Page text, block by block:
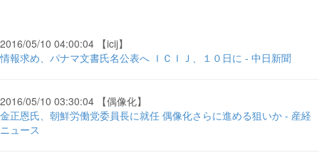
2016/05/10 04:00:04 【icij】
情報求め、パナマ文書氏名公表へ ＩＣＩＪ、１０日に - 中日新聞
2016/05/10 03:30:04 【偶像化】
金正恩氏、朝鮮労働党委員長に就任 偶像化さらに進める狙いか - 産経
ニュース